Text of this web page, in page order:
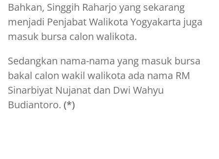
Bahkan, Singgih Raharjo yang sekarang
menjadi Penjabat Walikota Yogyakarta juga
masuk bursa calon walikota.
Sedangkan nama-nama yang masuk bursa
bakal calon wakil walikota ada nama RM
Sinarbiyat Nujanat dan Dwi Wahyu
Budiantoro. (*)